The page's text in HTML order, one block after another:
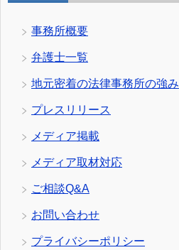
事務所概要
弁護士一覧
地元密着の法律事務所の強み
プレスリリース
メディア掲載
メディア取材対応
ご相談Q&A
お問い合わせ
プライバシーポリシー